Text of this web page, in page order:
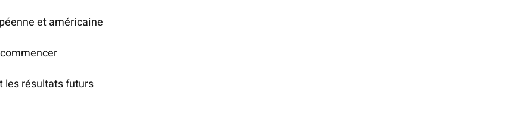
et américaine
les résultats futurs